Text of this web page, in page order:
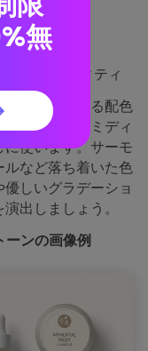
着き
アイデンティティ
安定感のある配色
を基調に、ミディ
使います。サーモ
ルなど落ち着いた色
しいグラデーショ
出しましょう。
ンの画像例
無